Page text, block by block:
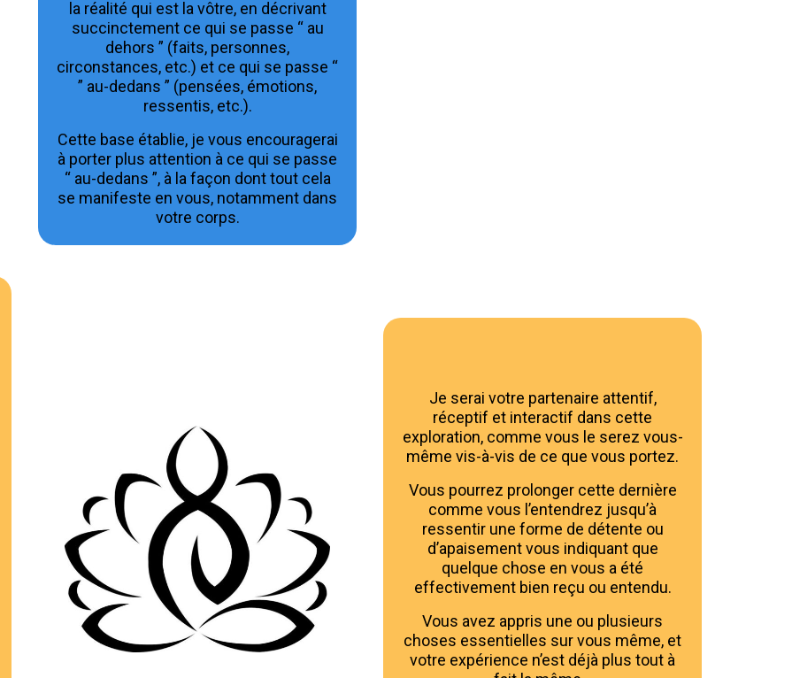
la réalité qui est la vôtre, en décrivant
succinctement ce qui se passe “ au
dehors ” (faits, personnes,
circonstances, etc.) et ce qui se passe “
” au-dedans ” (pensées, émotions,
ressentis, etc.).
Cette base établie, je vous encouragerai
à porter plus attention à ce qui se passe
“ au-dedans ”, à la façon dont tout cela
se manifeste en vous, notamment dans
votre corps.
Je serai votre partenaire attentif,
réceptif et interactif dans cette
exploration, comme vous le serez vous-
même vis-à-vis de ce que vous portez.
Vous pourrez prolonger cette dernière
comme vous l’entendrez jusqu’à
ressentir une forme de détente ou
d’apaisement vous indiquant que
quelque chose en vous a été
effectivement bien reçu ou entendu.
Vous avez appris une ou plusieurs
choses essentielles sur vous même, et
votre expérience n’est déjà plus tout à